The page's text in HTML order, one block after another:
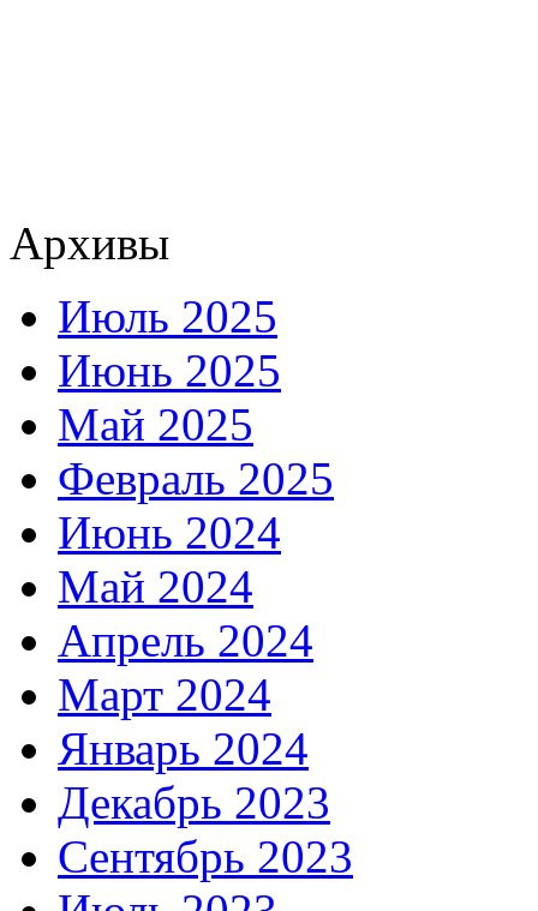
Архивы
Июль 2025
Июнь 2025
Май 2025
Февраль 2025
Июнь 2024
Май 2024
Апрель 2024
Март 2024
Январь 2024
Декабрь 2023
Сентябрь 2023